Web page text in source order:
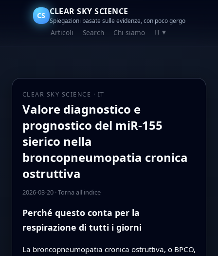
CS CLEAR SKY SCIENCE
Spiegazioni basate sulle evidenze, con poco gergo
Articoli Search Chi siamo IT ▼
CLEAR SKY SCIENCE · IT
Valore diagnostico e
prognostico del miR-155
sierico nella
broncopneumopatia cronica
ostruttiva
2026-03-20·Torna all'indice
Perché questo conta per la
respirazione di tutti i giorni
La broncopneumopatia cronica ostruttiva, o BPCO,